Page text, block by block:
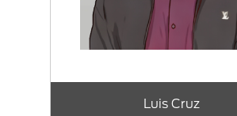
Luis Cruz